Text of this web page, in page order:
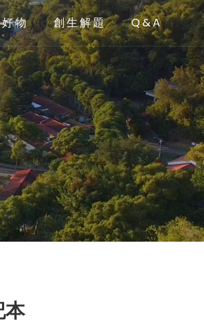
物 創生解題 Q&A
本